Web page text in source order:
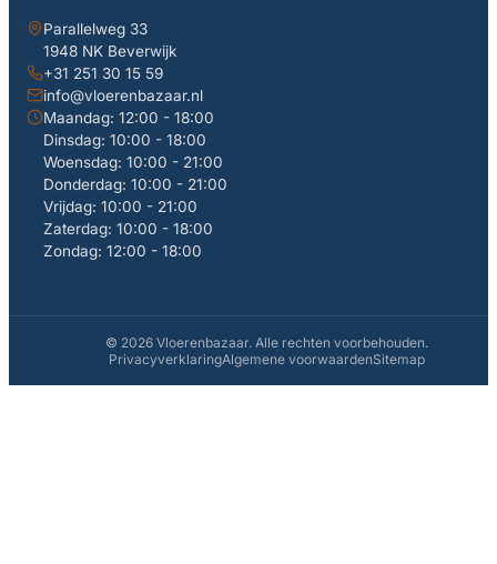
Parallelweg 33
1948 NK Beverwijk
+31 251 30 15 59
info@vloerenbazaar.nl
Maandag: 12:00 - 18:00
Dinsdag: 10:00 - 18:00
Woensdag: 10:00 - 21:00
Donderdag: 10:00 - 21:00
Vrijdag: 10:00 - 21:00
Zaterdag: 10:00 - 18:00
Zondag: 12:00 - 18:00
© 2026 Vloerenbazaar. Alle rechten voorbehouden.
PrivacyverklaringAlgemene voorwaardenSitemap